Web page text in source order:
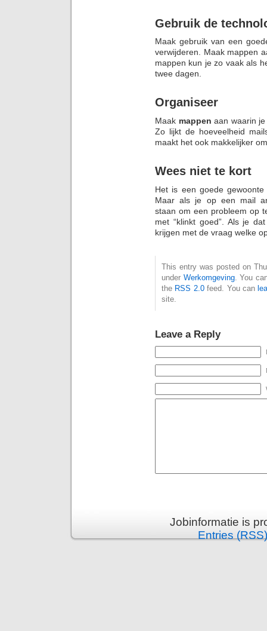
Gebruik de
Maak gebruik van een
verwijderen. Maak mappen
mappen kun je zo vaak als
twee dagen.
Organiseer
Maak mappenaan waarin
Zo lijkt de hoeveelheid
maakt het ook makkelijker
Wees niet te kort
Het is een goede
Maar als je op een mail
staan om een probleem op
met “klinkt goed”. Als je
krijgen met de vraag welke
This entry was posted on
under Werkomgeving. You
the RSS 2.0feed. You can
site.
Leave a Reply
Jobinformatie is
Entries (RSS)